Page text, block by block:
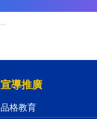
宣導推廣
品格教育